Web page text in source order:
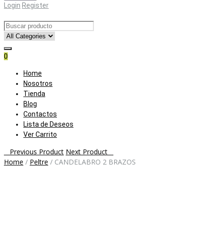
Login Register
0
Skip
content
Home
Nosotros
Tienda
Blog
Contactos
Lista de Deseos
Ver Carrito
Post
navigation
Previous Product Next Product
Home / Peltre / CANDELABRO 2 BRAZOS